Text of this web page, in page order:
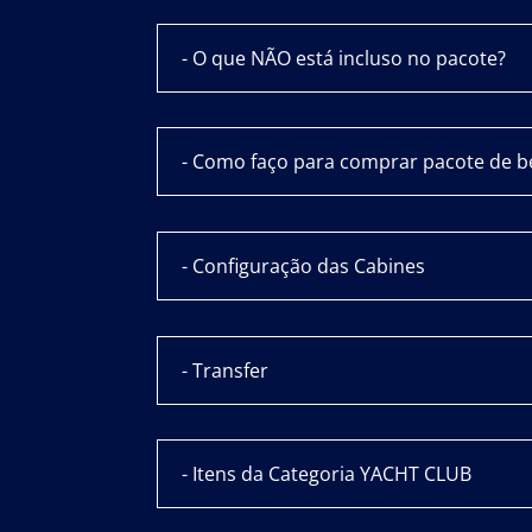
- O que NÃO está incluso no pacote?
- Como faço para comprar pacote de
- Configuração das Cabines
- Transfer
- Itens da Categoria YACHT CLUB